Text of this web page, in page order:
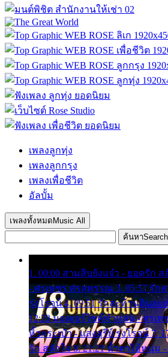
เพลงลูกทุ่ง
เพลงลูกกรุง
เพลงเพื่อชีวิต
อัลบั้ม
เพลงทั้งหมด Music All
ค้นหาSearch
1. 00:00 สามสิบยังแจ๋ว - ยอดรัก ส
- ศรเพชร ศรสุพรรณ 3. 05:57 รัก
รุ่งโรจน์ 4. 09:51 รักสะท้านดินสะ
12:23 มอเตอร์ไซค์ทำหล่น - ศรเ
หิ้วกระเป๋า - แสงสุรีย์ รุ่งโรจน์ 7.
รัก สลักใจ 8. 21:21 น้ำตาไอ้หนุ่ม